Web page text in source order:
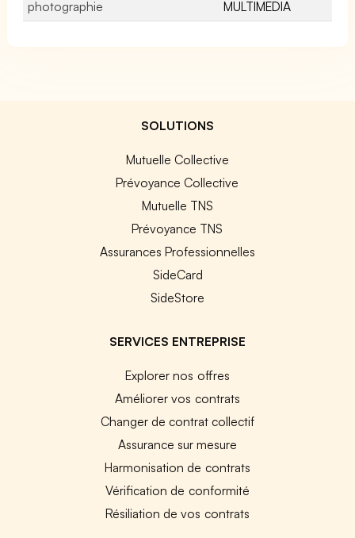
photographie
MULTIMEDIA
SOLUTIONS
Mutuelle Collective
Prévoyance Collective
Mutuelle TNS
Prévoyance TNS
Assurances Professionnelles
SideCard
SideStore
SERVICES ENTREPRISE
Explorer nos offres
Améliorer vos contrats
Changer de contrat collectif
Assurance sur mesure
Harmonisation de contrats
Vérification de conformité
Résiliation de vos contrats